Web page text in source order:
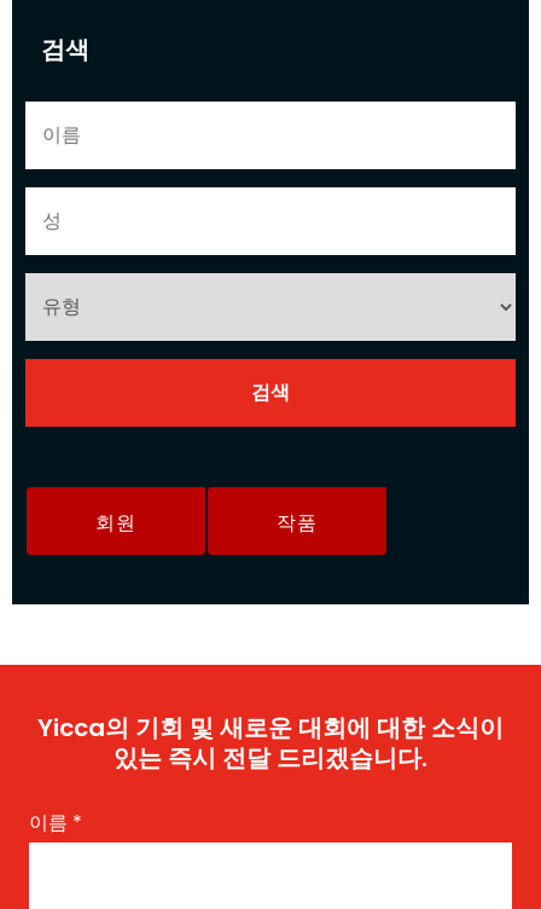
검색
회원 작품
Yicca의 기회 및 새로운 대회에 대한 소식이
있는 즉시 전달 드리겠습니다.
이름 *